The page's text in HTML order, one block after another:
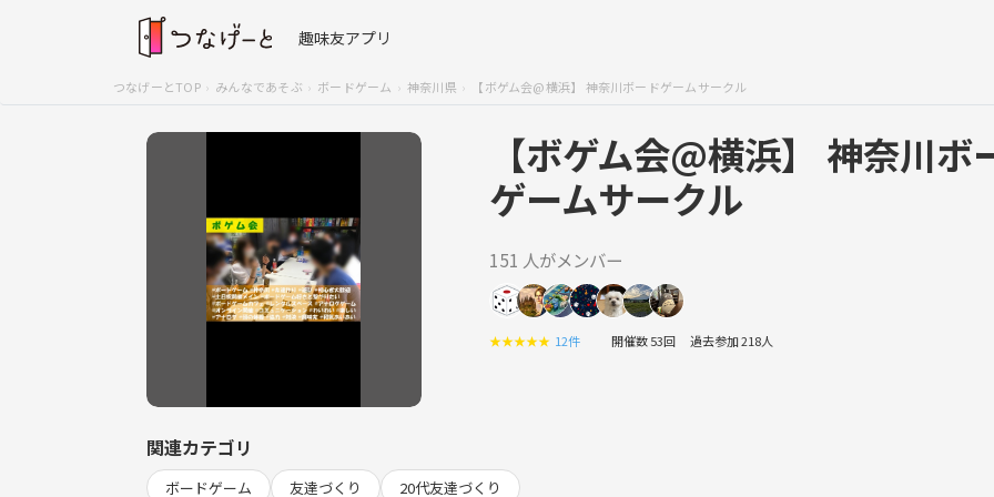
趣味友アプリ
つなげーとTOP みんなであそぶ ボードゲーム 神奈川県 【ボゲム会@横浜】 神奈川ボードゲームサークル
【ボゲム会@横浜】 神奈川ボ
ゲームサークル
151 人がメンバー
★★★★★ 12件 開催数 53回 過去参加 218人
関連カテゴリ
ボードゲーム 友達づくり 20代友達づくり